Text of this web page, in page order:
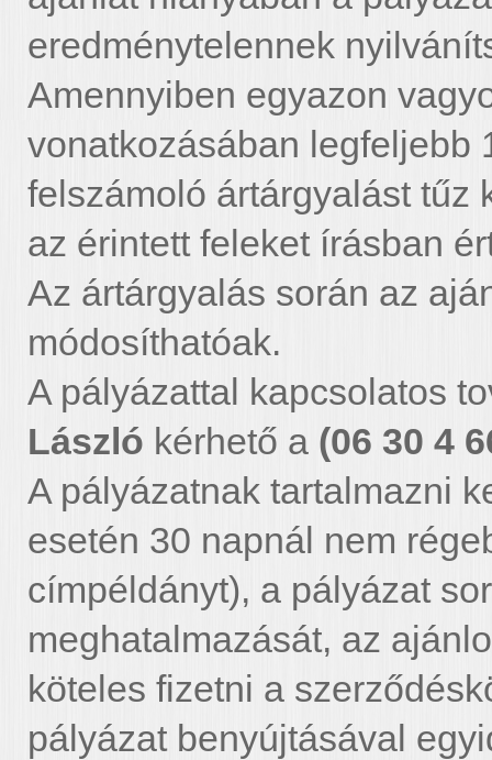
eredménytelennek
Amennyiben egyazon
vonatkozásában legfeljebb
felszámoló ártárgyalást tűz
az érintett feleket írásban
Az ártárgyalás során az
módosíthatóak.
A pályázattal kapcsolatos
László kérhető a (06 30 4
A pályázatnak tartalmazni
esetén 30 napnál nem
címpéldányt), a pályázat
meghatalmazását, az
köteles fizetni a
pályázat benyújtásával